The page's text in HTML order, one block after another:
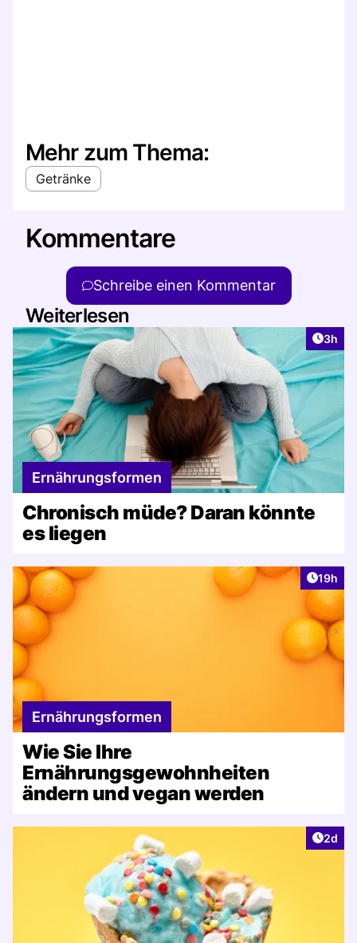
Mehr zum Thema:
Getränke
Kommentare
Schreibe einen Kommentar
Weiterlesen
3h
Ernährungsformen
Chronisch müde? Daran könnte
es liegen
Artikel
19h
Ernährungsformen
Wie Sie Ihre
Ernährungsgewohnheiten
ändern und vegan werden
2d